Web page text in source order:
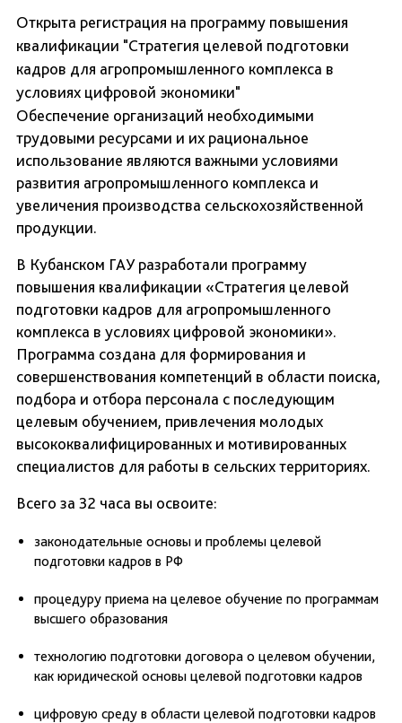
Открыта регистрация на программу повышения
квалификации "Стратегия целевой подготовки
кадров для агропромышленного комплекса в
условиях цифровой экономики"
Обеспечение организаций необходимыми
трудовыми ресурсами и их рациональное
использование являются важными условиями
развития агропромышленного комплекса и
увеличения производства сельскохозяйственной
продукции.
В Кубанском ГАУ разработали программу
повышения квалификации «Стратегия целевой
подготовки кадров для агропромышленного
комплекса в условиях цифровой экономики».
Программа создана для формирования и
совершенствования компетенций в области поиска,
подбора и отбора персонала с последующим
целевым обучением, привлечения молодых
высококвалифицированных и мотивированных
специалистов для работы в сельских территориях.
Всего за 32 часа вы освоите:
законодательные основы и проблемы целевой
подготовки кадров в РФ
процедуру приема на целевое обучение по программам
высшего образования
технологию подготовки договора о целевом обучении,
как юридической основы целевой подготовки кадров
цифровую среду в области целевой подготовки кадров